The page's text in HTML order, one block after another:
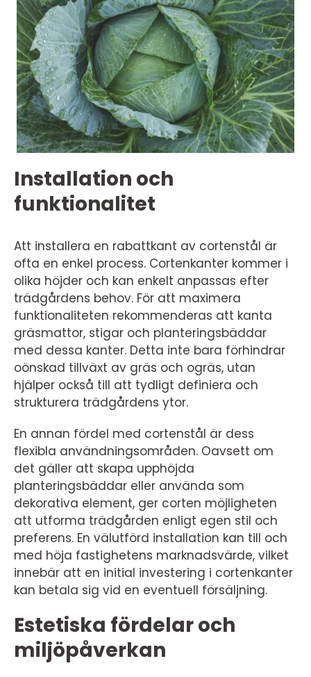
Installation och
funktionalitet
Att installera en rabattkant av cortenstål är
ofta en enkel process. Cortenkanter kommer i
olika höjder och kan enkelt anpassas efter
trädgårdens behov. För att maximera
funktionaliteten rekommenderas att kanta
gräsmattor, stigar och planteringsbäddar
med dessa kanter. Detta inte bara förhindrar
oönskad tillväxt av gräs och ogräs, utan
hjälper också till att tydligt definiera och
strukturera trädgårdens ytor.
En annan fördel med cortenstål är dess
flexibla användningsområden. Oavsett om
det gäller att skapa upphöjda
planteringsbäddar eller använda som
dekorativa element, ger corten möjligheten
att utforma trädgården enligt egen stil och
preferens. En välutförd installation kan till och
med höja fastighetens marknadsvärde, vilket
innebär att en initial investering i cortenkanter
kan betala sig vid en eventuell försäljning.
Estetiska fördelar och
miljöpåverkan